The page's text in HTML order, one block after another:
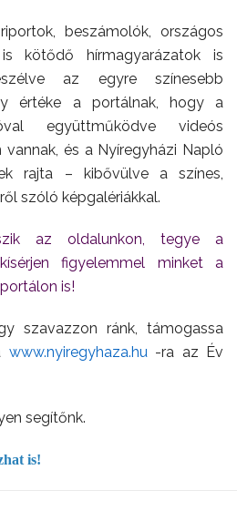
beszámolók, országos
kötődő hírmagyarázatok is
az egyre színesebb
értéke a portálnak, hogy a
együttműködve videós
és a Nyíregyházi Napló
rajta – kibővülve a színes,
szóló képgalériákkal.
az oldalunkon, tegye a
figyelemmel minket a
is!
szavazzon ránk, támogassa
www.nyiregyhaza.hu -ra az Év
segítőnk.
is!